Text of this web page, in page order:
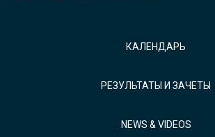
КАЛЕНДАРЬ
РЕЗУЛЬТАТЫ И ЗАЧЕТЫ
NEWS & VIDEOS